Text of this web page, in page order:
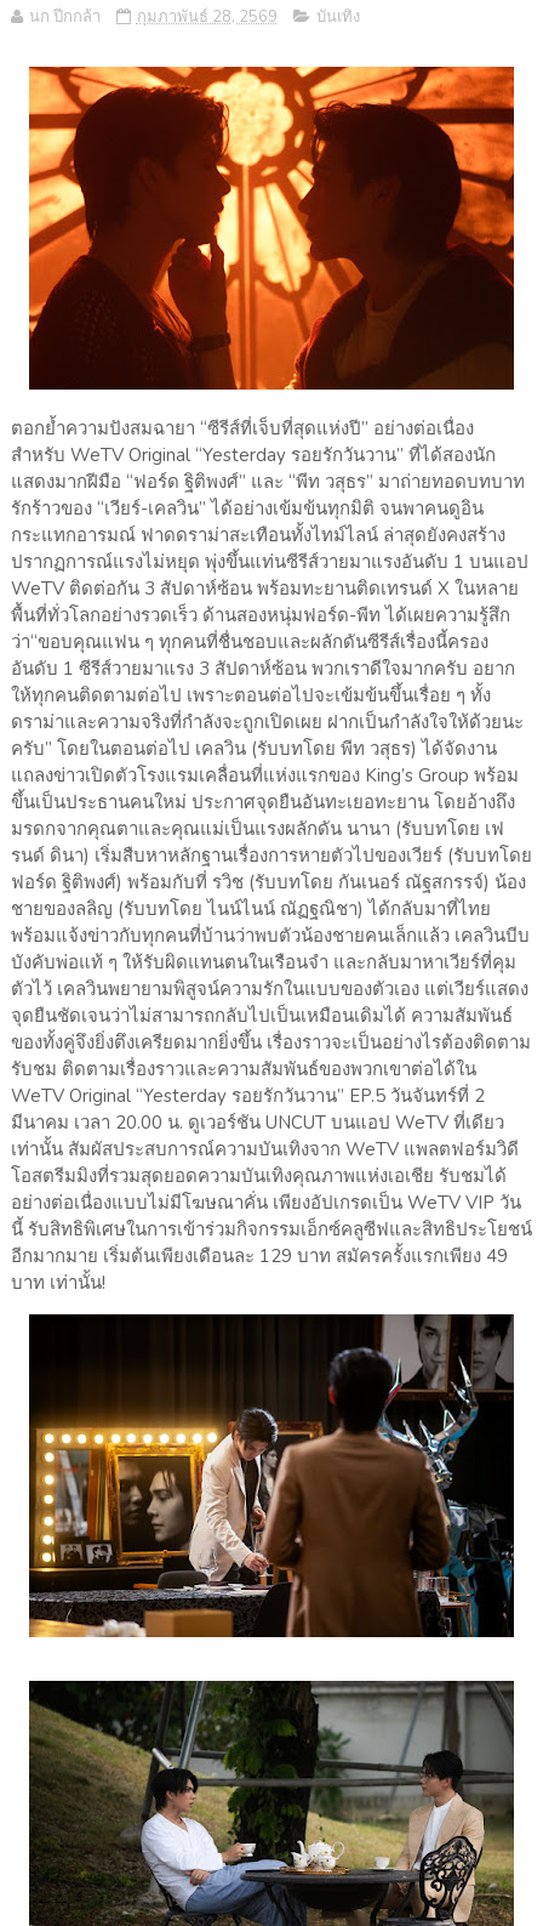
นก ปีกกล้า กุมภาพันธ์ 28, 2569 บันเทิง
ตอกย้ำความปังสมฉายา “ซีรีส์ที่เจ็บที่สุดแห่งปี” อย่างต่อเนื่อง
สำหรับ WeTV Original “Yesterday รอยรักวันวาน” ที่ได้สองนัก
แสดงมากฝีมือ “ฟอร์ด ฐิติพงศ์” และ “พีท วสุธร” มาถ่ายทอดบทบาท
รักร้าวของ “เวียร์-เคลวิน” ได้อย่างเข้มข้นทุกมิติ จนพาคนดูอิน
กระแทกอารมณ์ ฟาดดราม่าสะเทือนทั้งไทม์ไลน์ ล่าสุดยังคงสร้าง
ปรากฏการณ์แรงไม่หยุด พุ่งขึ้นแท่นซีรีส์วายมาแรงอันดับ 1 บนแอป
WeTV ติดต่อกัน 3 สัปดาห์ซ้อน พร้อมทะยานติดเทรนด์ X ในหลาย
พื้นที่ทั่วโลกอย่างรวดเร็ว ด้านสองหนุ่มฟอร์ด-พีท ได้เผยความรู้สึก
ว่า“ขอบคุณแฟน ๆ ทุกคนที่ชื่นชอบและผลักดันซีรีส์เรื่องนี้ครอง
อันดับ 1 ซีรีส์วายมาแรง 3 สัปดาห์ซ้อน พวกเราดีใจมากครับ อยาก
ให้ทุกคนติดตามต่อไป เพราะตอนต่อไปจะเข้มข้นขึ้นเรื่อย ๆ ทั้ง
ดราม่าและความจริงที่กำลังจะถูกเปิดเผย ฝากเป็นกำลังใจให้ด้วยนะ
ครับ” โดยในตอนต่อไป เคลวิน (รับบทโดย พีท วสุธร) ได้จัดงาน
แถลงข่าวเปิดตัวโรงแรมเคลื่อนที่แห่งแรกของ King’s Group พร้อม
ขึ้นเป็นประธานคนใหม่ ประกาศจุดยืนอันทะเยอทะยาน โดยอ้างถึง
มรดกจากคุณตาและคุณแม่เป็นแรงผลักดัน นานา (รับบทโดย เฟ
รนด์ ดินา) เริ่มสืบหาหลักฐานเรื่องการหายตัวไปของเวียร์ (รับบทโดย
ฟอร์ด ฐิติพงศ์) พร้อมกับที่ รวิช (รับบทโดย กันเนอร์ ณัฐสกรรจ์) น้อง
ชายของลลิญ (รับบทโดย ไนน์ไนน์ ณัฏฐณิชา) ได้กลับมาที่ไทย
พร้อมแจ้งข่าวกับทุกคนที่บ้านว่าพบตัวน้องชายคนเล็กแล้ว เคลวินบีบ
บังคับพ่อแท้ ๆ ให้รับผิดแทนตนในเรือนจำ และกลับมาหาเวียร์ที่คุม
ตัวไว้ เคลวินพยายามพิสูจน์ความรักในแบบของตัวเอง แต่เวียร์แสดง
จุดยืนชัดเจนว่าไม่สามารถกลับไปเป็นเหมือนเดิมได้ ความสัมพันธ์
ของทั้งคู่จึงยิ่งตึงเครียดมากยิ่งขึ้น เรื่องราวจะเป็นอย่างไรต้องติดตาม
รับชม ติดตามเรื่องราวและความสัมพันธ์ของพวกเขาต่อได้ใน
WeTV Original “Yesterday รอยรักวันวาน” EP.5 วันจันทร์ที่ 2
มีนาคม เวลา 20.00 น. ดูเวอร์ชัน UNCUT บนแอป WeTV ที่เดียว
เท่านั้น สัมผัสประสบการณ์ความบันเทิงจาก WeTV แพลตฟอร์มวิดี
โอสตรีมมิงที่รวมสุดยอดความบันเทิงคุณภาพแห่งเอเชีย รับชมได้
อย่างต่อเนื่องแบบไม่มีโฆษณาคั่น เพียงอัปเกรดเป็น WeTV VIP วัน
นี้ รับสิทธิพิเศษในการเข้าร่วมกิจกรรมเอ็กซ์คลูซีฟและสิทธิประโยชน์
อีกมากมาย เริ่มต้นเพียงเดือนละ 129 บาท สมัครครั้งแรกเพียง 49
บาท เท่านั้น!